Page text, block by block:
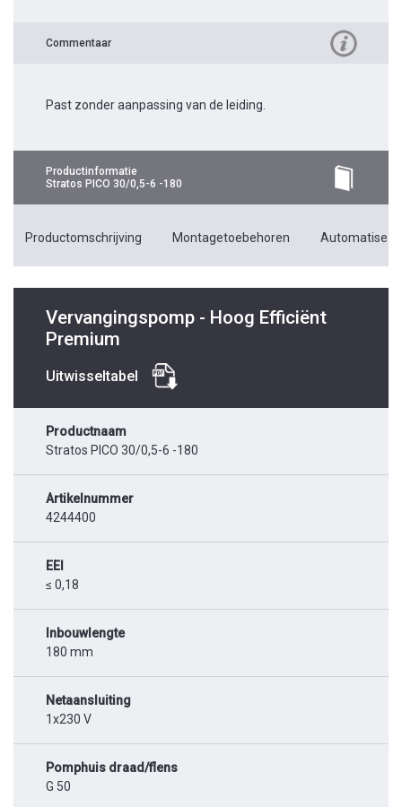
Commentaar
Past zonder aanpassing van de leiding.
Productinformatie
Stratos PICO 30/0,5-6 -180
Productomschrijving Montagetoebehoren
Vervangingspomp - Hoog Efficiënt
Premium
Uitwisseltabel
Productnaam
Stratos PICO 30/0,5-6 -180
Artikelnummer
4244400
EEI
≤ 0,18
Inbouwlengte
180 mm
Netaansluiting
1x230 V
Pomphuis draad/flens
G 50